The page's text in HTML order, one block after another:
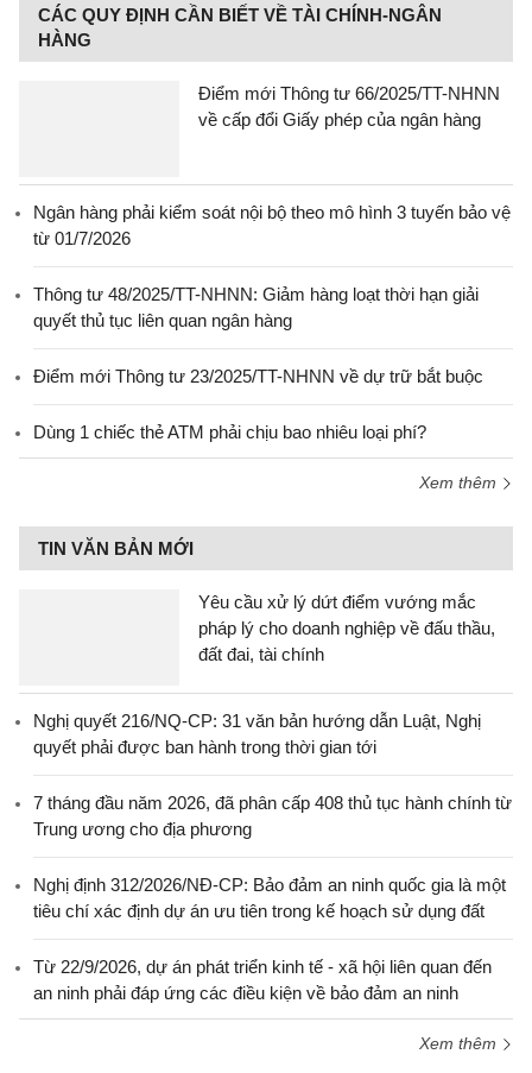
CÁC QUY ĐỊNH CẦN BIẾT VỀ TÀI CHÍNH-NGÂN
HÀNG
Điểm mới Thông tư 66/2025/TT-NHNN
về cấp đổi Giấy phép của ngân hàng
Ngân hàng phải kiểm soát nội bộ theo mô hình 3 tuyến bảo vệ
từ 01/7/2026
Thông tư 48/2025/TT-NHNN: Giảm hàng loạt thời hạn giải
quyết thủ tục liên quan ngân hàng
Điểm mới Thông tư 23/2025/TT-NHNN về dự trữ bắt buộc
Dùng 1 chiếc thẻ ATM phải chịu bao nhiêu loại phí?
Xem thêm
TIN VĂN BẢN MỚI
Yêu cầu xử lý dứt điểm vướng mắc
pháp lý cho doanh nghiệp về đấu thầu,
đất đai, tài chính
Nghị quyết 216/NQ-CP: 31 văn bản hướng dẫn Luật, Nghị
quyết phải được ban hành trong thời gian tới
7 tháng đầu năm 2026, đã phân cấp 408 thủ tục hành chính từ
Trung ương cho địa phương
Nghị định 312/2026/NĐ-CP: Bảo đảm an ninh quốc gia là một
tiêu chí xác định dự án ưu tiên trong kế hoạch sử dụng đất
Từ 22/9/2026, dự án phát triển kinh tế - xã hội liên quan đến
an ninh phải đáp ứng các điều kiện về bảo đảm an ninh
Xem thêm